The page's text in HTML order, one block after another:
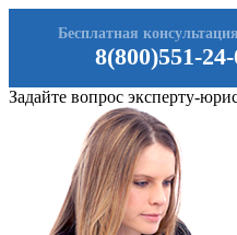
8(800)551-
Бесплатная
Задайте вопрос эксперту-